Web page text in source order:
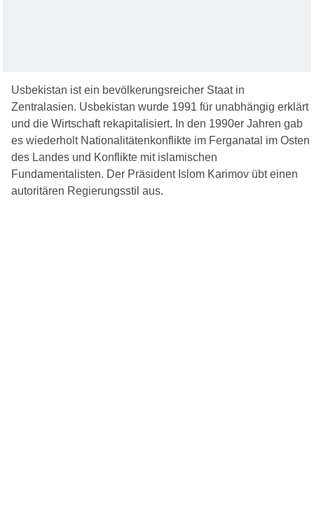
Usbekistan ist ein bevölkerungsreicher Staat in
Zentralasien. Usbekistan wurde 1991 für unabhängig erklärt
und die Wirtschaft rekapitalisiert. In den 1990er Jahren gab
es wiederholt Nationalitätenkonflikte im Ferganatal im Osten
des Landes und Konflikte mit islamischen
Fundamentalisten. Der Präsident Islom Karimov übt einen
autoritären Regierungsstil aus.